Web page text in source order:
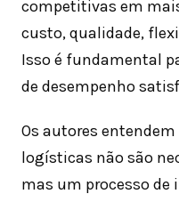
competitivas em
custo, qualidade,
Isso é fundamental
de desempenho
Os autores
logísticas não são
mas um processo de